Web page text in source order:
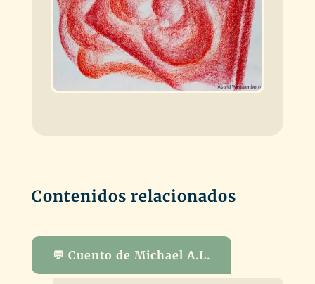
Contenidos relacionados
💬 Cuento de Michael A.L.